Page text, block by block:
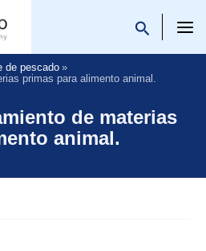
de pescado
primas para alimento animal.
de materias
animal.